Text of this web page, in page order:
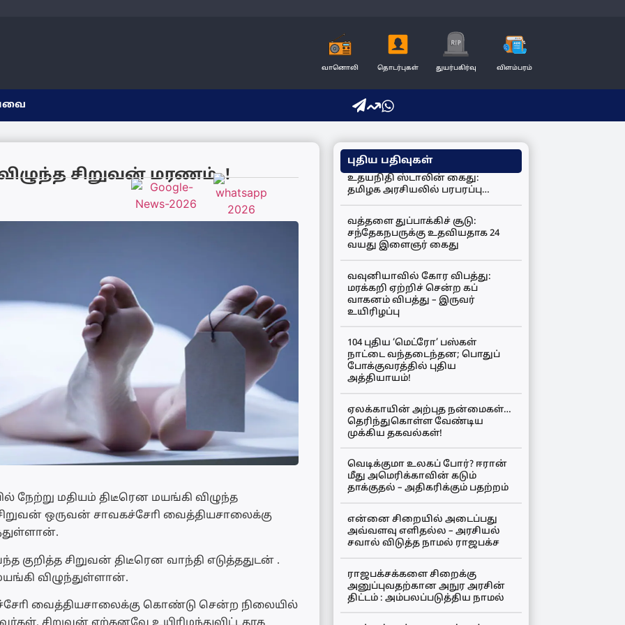
வானொலி தொடர்புகள் துயர்பகிர்வு விளம்பரம்
சிறுவன் மரணம்..!
நேற்று மதியம் திடீரென மயங்கி விழுந்த
ஒருவன் சாவகச்சோி வைத்தியசாலைக்கு
குறித்த சிறுவன் திடீரென வாந்தி எடுத்ததுடன் .
விழுந்துள்ளான்.
வைத்தியசாலைக்கு கொண்டு சென்ற நிலையில்
புதிய பதிவுகள்
உதயநிதி ஸ்டாலின் கைது:
தமிழக அரசியலில் பரபரப்பு…
வத்தளை துப்பாக்கிச் சூடு:
சந்தேகநபருக்கு உதவியதாக 24
வயது இளைஞர் கைது
வவுனியாவில் கோர விபத்து:
மரக்கறி ஏற்றிச் சென்ற கப்
வாகனம் விபத்து – இருவர்
உயிரிழப்பு
104 புதிய ‘மெட்ரோ’ பஸ்கள்
நாட்டை வந்தடைந்தன; பொதுப்
போக்குவரத்தில் புதிய
அத்தியாயம்!
ஏலக்காயின் அற்புத நன்மைகள்…
தெரிந்துகொள்ள வேண்டிய
முக்கிய தகவல்கள்!
வெடிக்குமா உலகப் போர்? ஈரான்
மீது அமெரிக்காவின் கடும்
தாக்குதல் – அதிகரிக்கும் பதற்றம்
என்னை சிறையில் அடைப்பது
அவ்வளவு எளிதல்ல – அரசியல்
சவால் விடுத்த நாமல் ராஜபக்ச
ராஜபக்சக்களை சிறைக்கு
அனுப்புவதற்கான அநுர அரசின்
திட்டம் : அம்பலப்படுத்திய நாமல்